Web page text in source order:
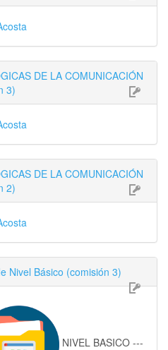
DE LA COMUNICACIÓN
3)
DE LA COMUNICACIÓN
2)
Nivel Básico (comisión 3)
NIVEL BASICO ---